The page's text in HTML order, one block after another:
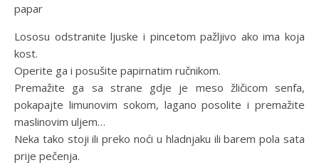
papar
Lososu odstranite ljuske i pincetom pažljivo ako ima koja
kost.
Operite ga i posušite papirnatim ručnikom.
Premažite ga sa strane gdje je meso žličicom senfa,
pokapajte limunovim sokom, lagano posolite i premažite
maslinovim uljem…
Neka tako stoji ili preko noći u hladnjaku ili barem pola sata
prije pečenja.